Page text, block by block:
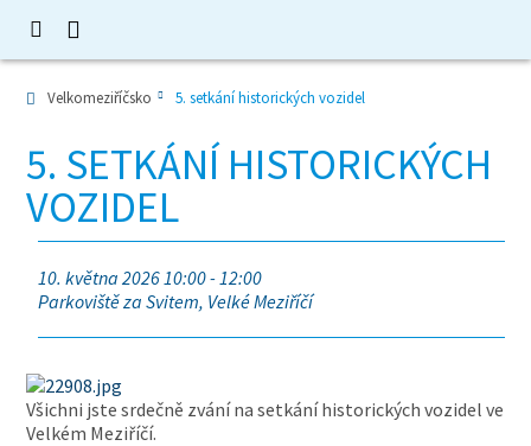
Velkomeziříčsko 5. setkání historických vozidel
5. SETKÁNÍ HISTORICKÝCH
VOZIDEL
10. května 2026 10:00 - 12:00
Parkoviště za Svitem, Velké Meziříčí
Všichni jste srdečně zvání na setkání historických vozidel ve
Velkém Meziříčí.